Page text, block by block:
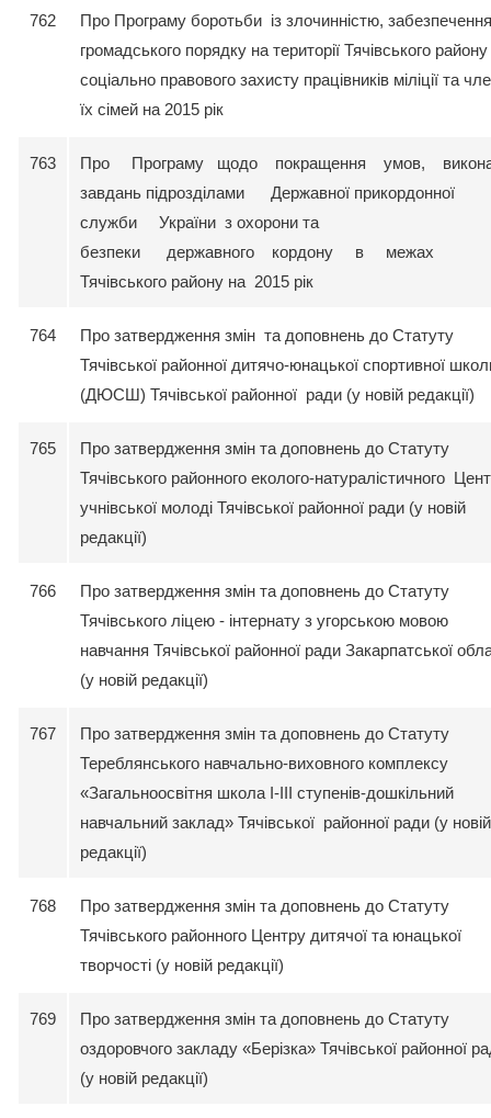
762
Про Програму боротьби із злочинністю, забезпечення
громадського порядку на території Тячівського
соціально правового захисту працівників міліції та
їх сімей на 2015 рік
763
Про Програму щодо покращення умов,
завдань підрозділами Державної прикордонної
служби України з охорони та
безпеки державного кордону в межах
Тячівського району на 2015 рік
764
Про затвердження змін та доповнень до Статуту
Тячівської районної дитячо-юнацької спортивної
(ДЮСШ) Тячівської районної ради (у новій редакції)
765
Про затвердження змін та доповнень до Статуту
Тячівського районного еколого-натуралістичного
учнівської молоді Тячівської районної ради (у новій
редакції)
766
Про затвердження змін та доповнень до Статуту
Тячівського ліцею - інтернату з угорською мовою
навчання Тячівської районної ради Закарпатської
(у новій редакції)
767
Про затвердження змін та доповнень до Статуту
Тереблянського навчально-виховного комплексу
«Загальноосвітня школа І-ІІІ ступенів-дошкільний
навчальний заклад» Тячівської районної ради (у новій
редакції)
768
Про затвердження змін та доповнень до Статуту
Тячівського районного Центру дитячої та юнацької
творчості (у новій редакції)
769
Про затвердження змін та доповнень до Статуту
оздоровчого закладу «Берізка» Тячівської районної
(у новій редакції)